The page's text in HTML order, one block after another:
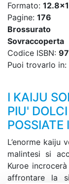
Formato:
Pagine: 176
Brossurato
Sovraccoperta
Codice ISBN:
Puoi trovarlo in:
I KAIJU
PIU'
L’enorme kaiju
malintesi si
Kuroe
affrontare la